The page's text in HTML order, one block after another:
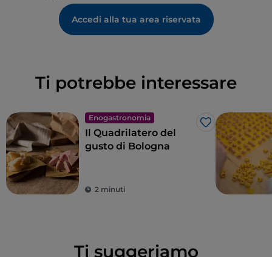
Accedi alla tua area riservata
Ti potrebbe interessare
Enogastronomia
Like
Il Quadrilatero del
gusto di Bologna
2 minuti
Ti suggeriamo